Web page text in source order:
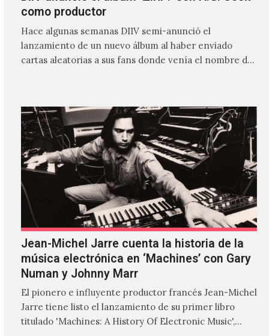
como productor
Hace algunas semanas DIIV semi-anunció el
lanzamiento de un nuevo álbum al haber enviado
cartas aleatorias a sus fans donde venía el nombre de
Jean-Michel Jarre cuenta la historia de la
música electrónica en ‘Machines’ con Gary
Numan y Johnny Marr
El pionero e influyente productor francés Jean-Michel
Jarre tiene listo el lanzamiento de su primer libro
titulado 'Machines: A History Of Electronic Music',